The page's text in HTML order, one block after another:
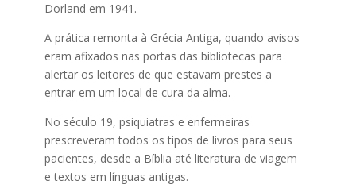
Dorland em 1941.
A prática remonta à Grécia Antiga, quando avisos
eram afixados nas portas das bibliotecas para
alertar os leitores de que estavam prestes a
entrar em um local de cura da alma.
No século 19, psiquiatras e enfermeiras
prescreveram todos os tipos de livros para seus
pacientes, desde a Bíblia até literatura de viagem
e textos em línguas antigas.